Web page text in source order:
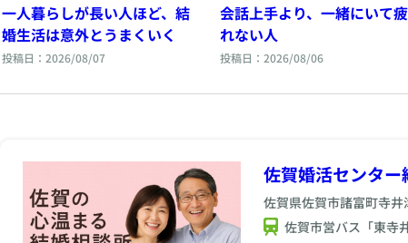
一人暮らしが長い人ほど、結
婚生活は意外とうまくいく
投稿日：2026/08/07
会話上手より、一緒にいて疲
れない人
投稿日：2026/08/06
佐賀婚活センタ
佐賀県佐賀市諸富町寺
佐賀市営バス「東寺